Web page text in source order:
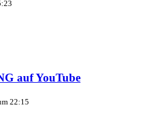
auf YouTube
22:15